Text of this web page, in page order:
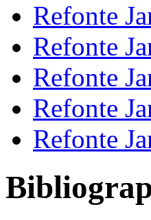
Refonte
Refonte
Refonte
Refonte
Refonte